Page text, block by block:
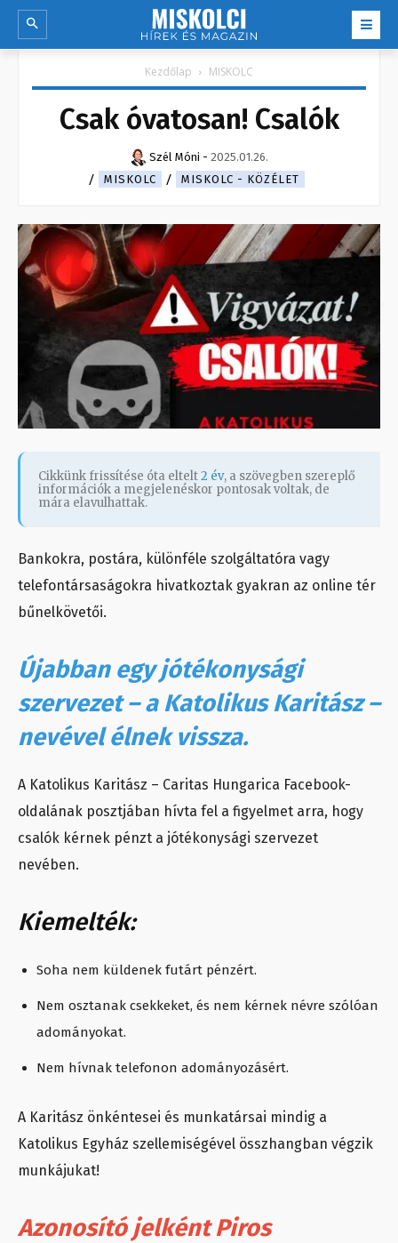
Kezdőlap MISKOLC
Csak óvatosan! Csalók
Szél Móni - 2025.01.26.
MISKOLC
MISKOLC - KÖZÉLET
Cikkünk frissítése óta eltelt2 év, a szövegben szereplő
információk a megjelenéskor pontosak voltak, de
mára elavulhattak.
Bankokra, postára, különféle szolgáltatóra vagy
telefontársaságokra hivatkoztak gyakran az online tér
bűnelkövetői.
Újabban egy jótékonysági
szervezet – a Katolikus Karitász –
nevével élnek vissza.
A Katolikus Karitász – Caritas Hungarica Facebook-
oldalának posztjában hívta fel a figyelmet arra, hogy
csalók kérnek pénzt a jótékonysági szervezet
nevében.
Kiemelték:
Soha nem küldenek futárt pénzért.
Nem osztanak csekkeket, és nem kérnek névre szólóan
adományokat.
Nem hívnak telefonon adományozásért.
A Karitász önkéntesei és munkatársai mindig a
Katolikus Egyház szellemiségével összhangban végzik
munkájukat!
Azonosító jelként Piros